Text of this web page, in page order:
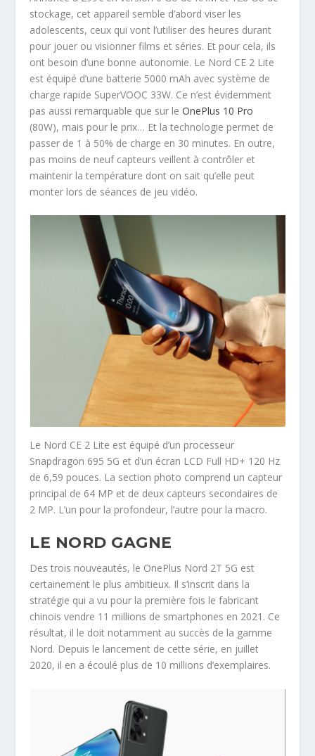
stockage, cet appareil semble d’abord viser les
adolescents, ceux qui vont l’utiliser des heures durant
pour jouer ou visionner films et séries. Et pour cela, ils
ont besoin d’une bonne autonomie. Le Nord CE 2 Lite
est équipé d’une batterie 5000 mAh avec système de
charge rapide SuperVOOC 33W. Ce n’est évidemment
pas aussi remarquable que sur leOnePlus 10 Pro
(80W), mais pour le prix… Et la technologie permet de
passer de 1 à 50% de charge en 30 minutes. En outre,
pas moins de neuf capteurs veillent à contrôler et
maintenir la température dont on sait qu’elle peut
monter lors de séances de jeu vidéo.
Le Nord CE 2 Lite est équipé d’un processeur
Snapdragon 695 5G et d’un écran LCD Full HD+ 120 Hz
de 6,59 pouces. La section photo comprend un capteur
principal de 64 MP et de deux capteurs secondaires de
2 MP. L’un pour la profondeur, l’autre pour la macro.
LE NORD GAGNE
Des trois nouveautés, le OnePlus Nord 2T 5G est
certainement le plus ambitieux. Il s’inscrit dans la
stratégie qui a vu pour la première fois le fabricant
chinois vendre 11 millions de smartphones en 2021. Ce
résultat, il le doit notamment au succès de la gamme
Nord. Depuis le lancement de cette série, en juillet
2020, il en a écoulé plus de 10 millions d’exemplaires.